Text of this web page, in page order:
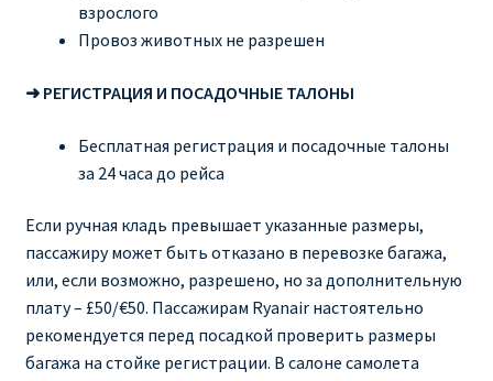
взрослого
Провоз животных не разрешен
➜ РЕГИСТРАЦИЯ И ПОСАДОЧНЫЕ ТАЛОНЫ
Бесплатная регистрация и посадочные талоны
за 24 часа до рейса
Если ручная кладь превышает указанные размеры,
пассажиру может быть отказано в перевозке багажа,
или, если возможно, разрешено, но за дополнительную
плату – £50/€50. Пассажирам Ryanair настоятельно
рекомендуется перед посадкой проверить размеры
багажа на стойке регистрации. В салоне самолета